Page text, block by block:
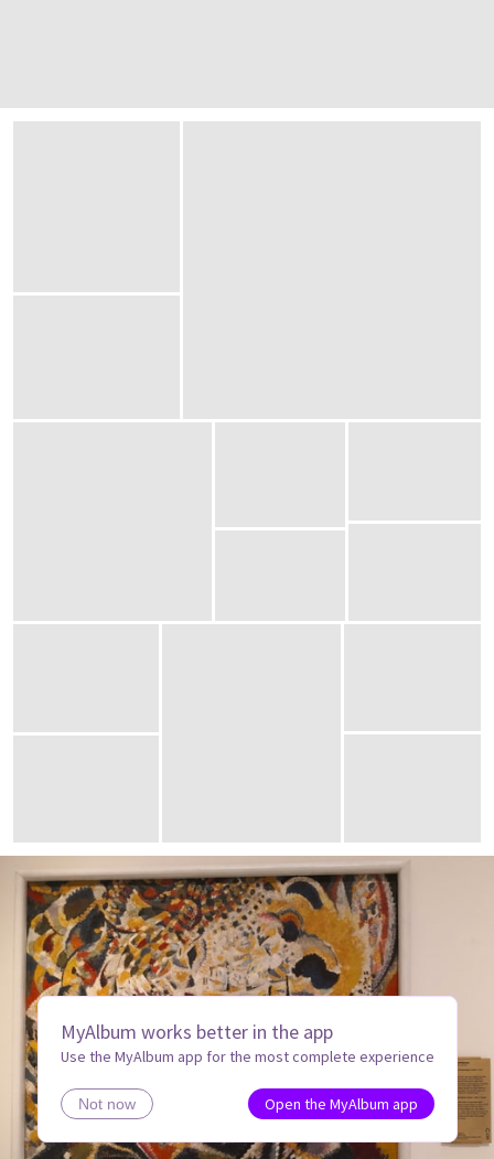
MyAlbum works better in the app
Use the MyAlbum app for the most complete experience
Not now Open the MyAlbum app